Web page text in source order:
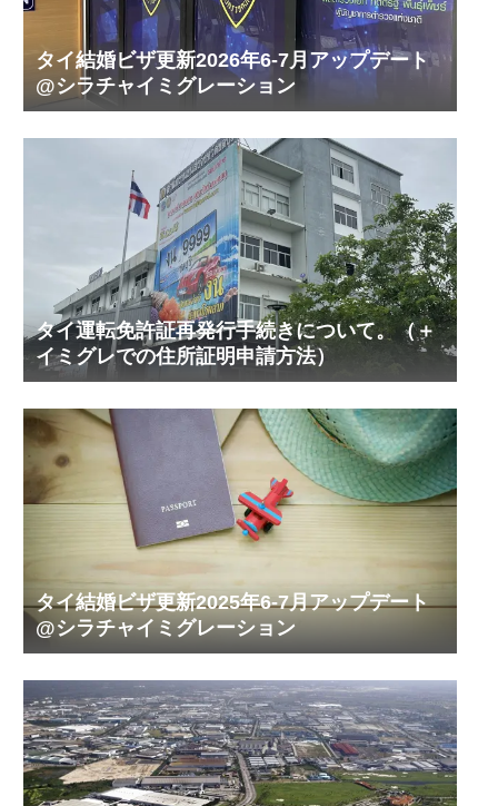
タイ結婚ビザ更新2026年6-7月アップデート
@シラチャイミグレーション
タイ運転免許証再発行手続きについて。（＋
イミグレでの住所証明申請方法）
タイ結婚ビザ更新2025年6-7月アップデート
@シラチャイミグレーション